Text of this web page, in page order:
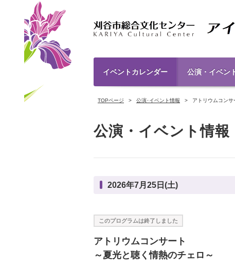
イベントカレンダー 公演・イベン
TOPページ 公演･イベント情報 アトリウムコン
公演・イベント情報
2026年7月25日(土)
このプログラムは終了しました
アトリウムコンサート
～夏光と聴く情熱のチェロ～